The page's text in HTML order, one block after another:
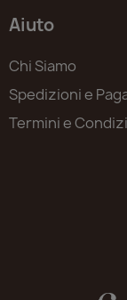
Aiuto
Chi Siamo
Spedizioni e
Termini e